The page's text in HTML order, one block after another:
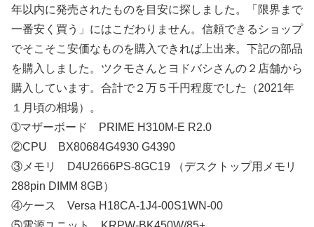
年以内に発売されたものを目安に探しました。「限界まで
一番安く買う」にはこだわりません。信頼できるショップ
でそこそこ安価なものを購入できれば上出来。下記の部品
を購入しました。ツクモさんとヨドバシさんの２店舗から
購入しています。合計で２万５千円程度でした（2021年
１月頃の相場）。
➀マザーボード PRIME H310M-E R2.0
②CPU BX80684G4930 G4390
③メモリ D4U2666PS-8GC19 （デスクトップ用メモリ
288pin DIMM 8GB）
④ケース Versa H18CA-1J4-00S1WN-00